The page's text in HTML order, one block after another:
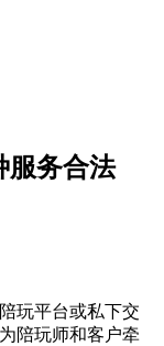
服务合法
玩平台或私下交
陪玩师和客户牵